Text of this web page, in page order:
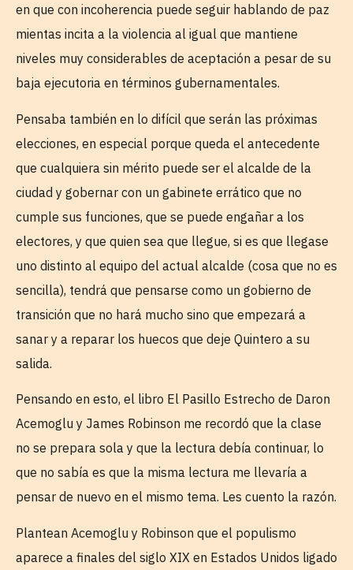
en que con incoherencia puede seguir hablando de paz
mientas incita a la violencia al igual que mantiene
niveles muy considerables de aceptación a pesar de su
baja ejecutoria en términos gubernamentales.
Pensaba también en lo difícil que serán las próximas
elecciones, en especial porque queda el antecedente
que cualquiera sin mérito puede ser el alcalde de la
ciudad y gobernar con un gabinete errático que no
cumple sus funciones, que se puede engañar a los
electores, y que quien sea que llegue, si es que llegase
uno distinto al equipo del actual alcalde (cosa que no es
sencilla), tendrá que pensarse como un gobierno de
transición que no hará mucho sino que empezará a
sanar y a reparar los huecos que deje Quintero a su
salida.
Pensando en esto, el libro El Pasillo Estrecho de Daron
Acemoglu y James Robinson me recordó que la clase
no se prepara sola y que la lectura debía continuar, lo
que no sabía es que la misma lectura me llevaría a
pensar de nuevo en el mismo tema. Les cuento la razón.
Plantean Acemoglu y Robinson que el populismo
aparece a finales del siglo XIX en Estados Unidos ligado